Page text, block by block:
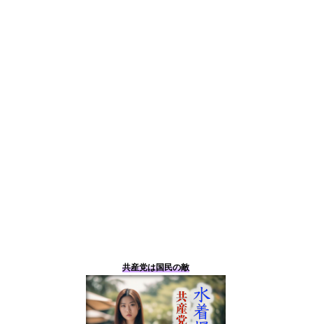
共産党は国民の敵